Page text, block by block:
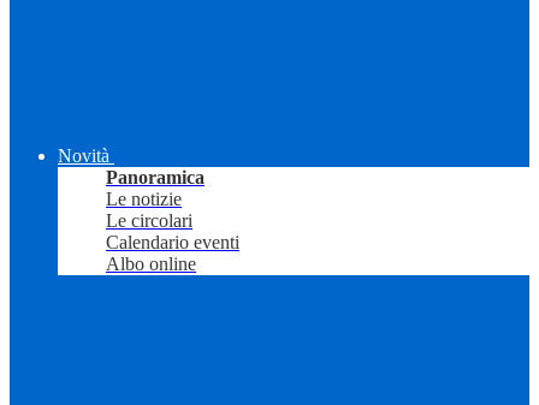
Novità
Panoramica
Le notizie
Le circolari
Calendario eventi
Albo online